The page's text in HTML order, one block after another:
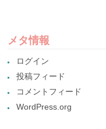
メタ情報
ログイン
投稿フィード
コメントフィード
WordPress.org